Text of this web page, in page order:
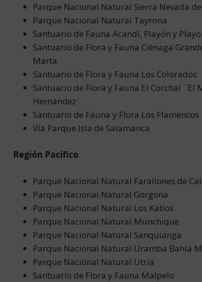
Parque Nacional Natural Sierra Nevada
Parque Nacional Natural Tayrona
Santuario de Fauna Acandí, Playón y
Santuario de Flora y Fauna Ciénaga
Marta
Santuario de Flora y Fauna Los Colorados
Santuario de Flora y Fauna El Corchal ¨El
Hernández¨
Santuario de Fauna y Flora Los Flamencos
Vía Parque Isla de Salamanca
Región Pacífico
Parque Nacional Natural Farallones de
Parque Nacional Natural Gorgona
Parque Nacional Natural Los Katíos
Parque Nacional Natural Munchique
Parque Nacional Natural Sanquianga
Parque Nacional Natural Uramba Bahía
Parque Nacional Natural Utría
Santuario de Flora y Fauna Malpelo